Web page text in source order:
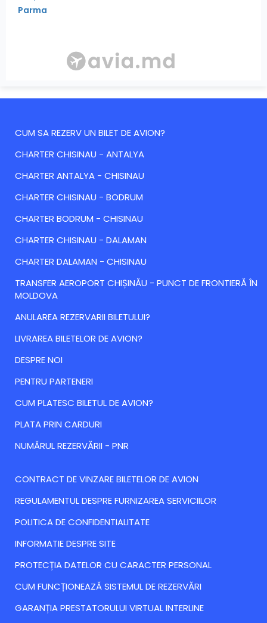
Parma
CUM SA REZERV UN BILET DE AVION?
CHARTER CHISINAU - ANTALYA
CHARTER ANTALYA - CHISINAU
CHARTER CHISINAU - BODRUM
CHARTER BODRUM - CHISINAU
CHARTER CHISINAU - DALAMAN
CHARTER DALAMAN - CHISINAU
TRANSFER AEROPORT CHIȘINĂU - PUNCT DE FRONTIERĂ ÎN
MOLDOVA
ANULAREA REZERVARII BILETULUI?
LIVRAREA BILETELOR DE AVION?
DESPRE NOI
PENTRU PARTENERI
CUM PLATESC BILETUL DE AVION?
PLATA PRIN CARDURI
NUMĂRUL REZERVĂRII - PNR
CONTRACT DE VINZARE BILETELOR DE AVION
REGULAMENTUL DESPRE FURNIZAREA SERVICIILOR
POLITICA DE CONFIDENTIALITATE
INFORMATIE DESPRE SITE
PROTECȚIA DATELOR CU CARACTER PERSONAL
CUM FUNCȚIONEAZĂ SISTEMUL DE REZERVĂRI
GARANȚIA PRESTATORULUI VIRTUAL INTERLINE